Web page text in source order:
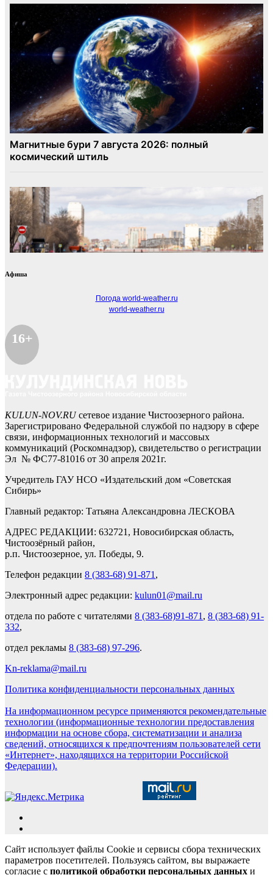
Афиша
Погода world-weather.ru
world-weather.ru
16+
KULUN-NOV.RUсетевое издание Чистоозерного района.
Зарегистрировано Федеральной службой по надзору в сфере
связи, информационных технологий и массовых
коммуникаций (Роскомнадзор), свидетельство о регистрации
Эл № ФС77-81016 от 30 апреля 2021г.
Учредитель ГАУ НСО «Издательский дом «Советская
Сибирь»
Главный редактор: Татьяна Александровна ЛЕСКОВА
АДРЕС РЕДАКЦИИ: 632721, Новосибирская область,
Чистоозёрный район,
р.п. Чистоозерное, ул. Победы, 9.
Телефон редакции 8 (383-68) 91-871 ,
Электронный адрес редакции: kulun01@mail.ru
отдела по работе с читателями 8 (383-68)91-871 , 8 (383-68) 91-
332,
отдел рекламы 8 (383-68) 97-296.
Kn-reklama@mail.ru
Политика конфиденциальности персональных данных
На информационном ресурсе применяются рекомендательные
технологии (информационные технологии предоставления
информации на основе сбора, систематизации и анализа
сведений, относящихся к предпочтениям пользователей сети
«Интернет», находящихся на территории Российской
Федерации).
Сайт использует файлы Cookie и сервисы сбора технических
параметров посетителей. Пользуясь сайтом, вы выражаете
согласие с политикой обработки персональных данных и